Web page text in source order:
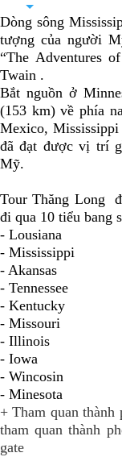
Dòng sông
tượng của người
“The Adventures
Twain .
Bắt nguồn ở
(153 km) về phía
Mexico,
đã đạt được vị trí
Mỹ.
Tour Thăng Long
đi qua 10 tiểu bang
- Lousiana
- Mississippi
- Akansas
- Tennessee
- Kentucky
- Missouri
- Illinois
- Iowa
- Wincosin
- Minesota
+ Tham quan
tham quan thành
gate